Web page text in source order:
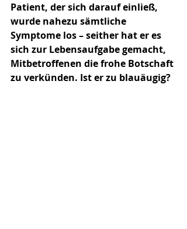
Patient, der sich darauf einließ,
wurde nahezu sämtliche
Symptome los – seither hat er es
sich zur Lebensaufgabe gemacht,
Mitbetroffenen die frohe Botschaft
zu verkünden. Ist er zu blauäugig?